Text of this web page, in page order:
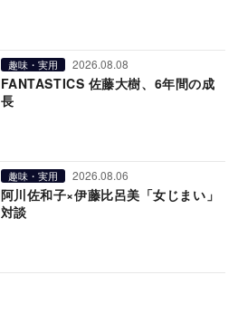
趣味・実用 2026.08.08
FANTASTICS 佐藤大樹、6年間の成
長
趣味・実用 2026.08.06
阿川佐和子×伊藤比呂美「女じまい」
対談